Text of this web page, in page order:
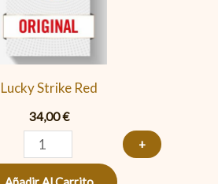
Lucky Strike Red
34,00€
+